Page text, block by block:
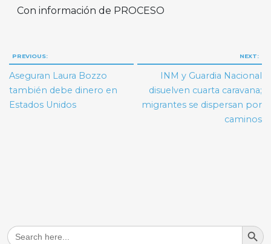
Con información de PROCESO
Navegación
de
entradas
PREVIOUS:
Aseguran Laura Bozzo
también debe dinero en
Estados Unidos
NEXT:
INM y Guardia Nacional
disuelven cuarta caravana;
migrantes se dispersan por
caminos
Search
for:
Search